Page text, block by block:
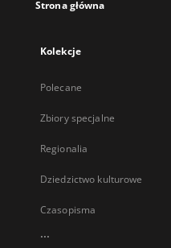
Strona główna
Kolekcje
Polecane
Zbiory specjalne
Regionalia
Dziedzictwo kulturowe
Czasopisma
...